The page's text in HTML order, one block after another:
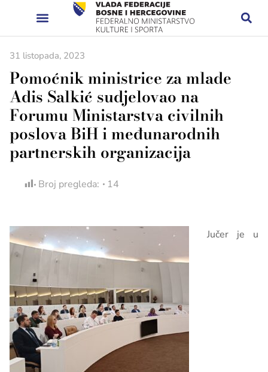
31 listopada, 2023
Pomoćnik ministrice za mlade
Adis Salkić sudjelovao na
Forumu Ministarstva civilnih
poslova BiH i međunarodnih
partnerskih organizacija
Broj pregleda: 14
Jučer je u